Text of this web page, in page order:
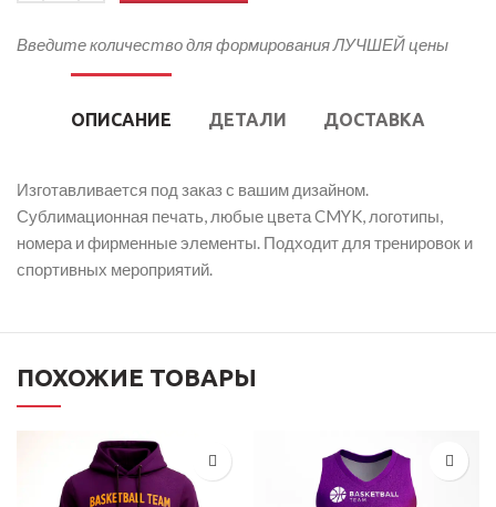
Введите количество для формирования ЛУЧШЕЙ цены
ОПИСАНИЕ ДЕТАЛИ ДОСТАВКА
Изготавливается под заказ с вашим дизайном.
Сублимационная печать, любые цвета CMYK, логотипы,
номера и фирменные элементы. Подходит для тренировок и
спортивных мероприятий.
ПОХОЖИЕ ТОВАРЫ